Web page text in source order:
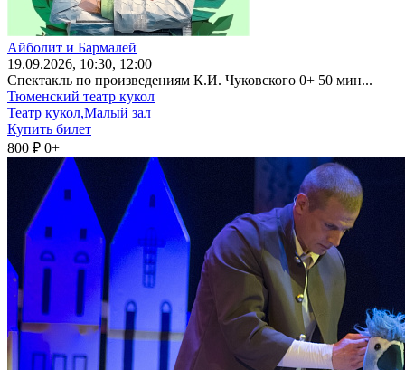
Айболит и Бармалей
19.09.2026, 10:30, 12:00
Спектакль по произведениям К.И. Чуковского 0+ 50 мин...
Тюменский театр кукол
Театр кукол,Малый зал
Купить билет
800 ₽ 0+